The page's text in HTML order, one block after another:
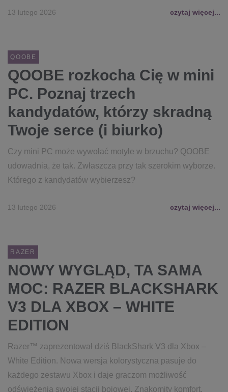
13 lutego 2026 czytaj więcej...
QOOBE
QOOBE rozkocha Cię w mini
PC. Poznaj trzech
kandydatów, którzy skradną
Twoje serce (i biurko)
Czy mini PC może wywołać motyle w brzuchu? QOOBE
udowadnia, że tak. Zwłaszcza przy tak szerokim wyborze.
Którego z kandydatów wybierzesz?
13 lutego 2026 czytaj więcej...
RAZER
NOWY WYGLĄD, TA SAMA
MOC: RAZER BLACKSHARK
V3 DLA XBOX – WHITE
EDITION
Razer™ zaprezentował dziś BlackShark V3 dla Xbox –
White Edition. Nowa wersja kolorystyczna pasuje do
każdego zestawu Xbox i daje graczom możliwość
odświeżenia swojej stacji bojowej. Znakomity komfort,